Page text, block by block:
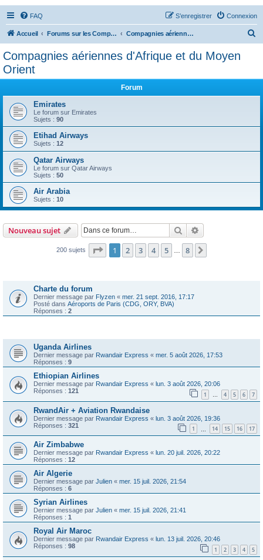
FAQ Connexion
S’enregistrer
Accueil Forums sur les Compagnies Aériennes Compagnies aériennes d'Afrique et du Moyen Orient
Compagnies aériennes d'Afrique et du Moyen
Orient
Forum
Emirates
Le forum sur Emirates
Sujets : 90
Etihad Airways
Sujets : 12
Qatar Airways
Le forum sur Qatar Airways
Sujets : 50
Air Arabia
Sujets : 10
Nouveau sujet Rechercher
200 sujets Page 1sur8
1 2 3 4 5 8
Charte du forum
Dernier message par Flyzen « mer. 21 sept. 2016, 17:17
Posté dans Aéroports de Paris (CDG, ORY, BVA)
Réponses : 2
Uganda Airlines
Dernier message par Rwandair Express « mer. 5 août 2026, 17:53
Réponses : 9
Ethiopian Airlines
Dernier message par Rwandair Express « lun. 3 août 2026, 20:06
Réponses : 121 1 … 4 5 6 7
RwandAir + Aviation Rwandaise
Dernier message par Rwandair Express « lun. 3 août 2026, 19:36
Réponses : 321 1 14 15 16 17
Air Zimbabwe
Dernier message par Rwandair Express « lun. 20 juil. 2026, 20:22
Réponses : 12
Air Algerie
Dernier message par Julien « mer. 15 juil. 2026, 21:54
Réponses : 6
Syrian Airlines
Dernier message par Julien « mer. 15 juil. 2026, 21:41
Réponses : 1
Royal Air Maroc
Dernier message par Rwandair Express « lun. 13 juil. 2026, 20:46
Réponses : 98 1 2 3 4 5